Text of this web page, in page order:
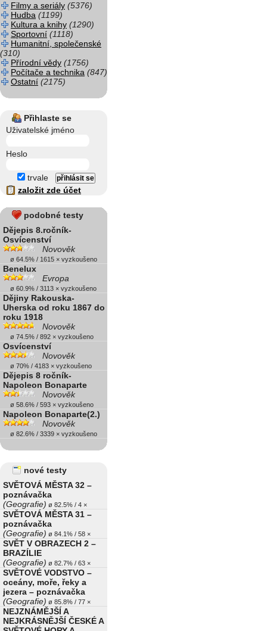
Filmy a seriály (5376)
Hudba (1199)
Kultura a knihy (1290)
Sportovní (1118)
Humanitní, společenské
(310)
Přírodní vědy (1756)
Počítače a technika (847)
Ostatní (2175)
Přihlaste se
Uživatelské jméno
Heslo
trvale
založit zde účet
podobné testy
Dějepis 8.ročník-
Osvícenství
Novověk
ø 64.5% / 1615 × vyzkoušeno
Benelux
Evropa
ø 60.9% / 3113 × vyzkoušeno
Dějiny Rakouska-
Uherska od roku 1867 do
roku 1918
Novověk
ø 74.5% / 892 × vyzkoušeno
Osvícenství
Novověk
ø 70% / 4183 × vyzkoušeno
Dějepis 8 ročník-
Napoleon Bonaparte
Novověk
ø 58.6% / 593 × vyzkoušeno
Napoleon Bonaparte(2.)
Novověk
ø 82.6% / 3339 × vyzkoušeno
nové testy
SVĚTOVÁ MĚSTA 32 –
poznávačka
(Geografie) ø 82.5% / 4 ×
SVĚTOVÁ MĚSTA 31 –
poznávačka
(Geografie) ø 84.1% / 58 ×
SVĚT V OBRAZECH 2 –
BRAZÍLIE
(Geografie) ø 82.7% / 63 ×
SVĚTOVÉ VODSTVO –
oceány, moře, řeky a
jezera – poznávačka
(Geografie) ø 85.8% / 77 ×
NEJZNÁMĚJŠÍ A
NEJKRÁSNĚJŠÍ ČESKÉ A